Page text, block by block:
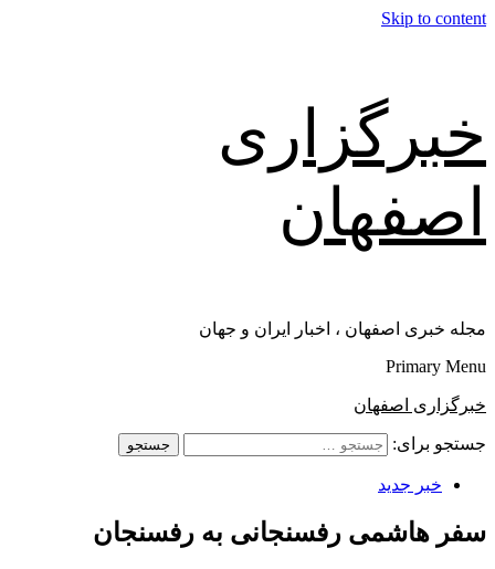
Skip to content
خبرگزاری
اصفهان
مجله خبری اصفهان ، اخبار ایران و جهان
Primary Menu
خبرگزاری اصفهان
جستجو برای:
خبر جدید
سفر هاشمی رفسنجانی به رفسنجان